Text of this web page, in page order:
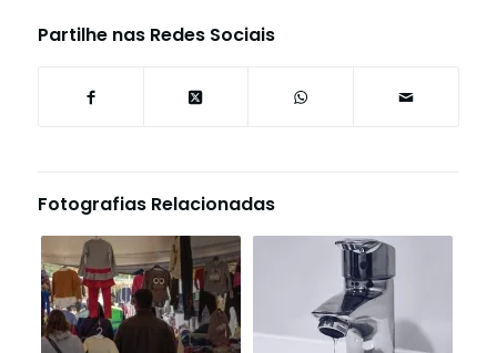
Partilhe nas Redes Sociais
Fotografias Relacionadas